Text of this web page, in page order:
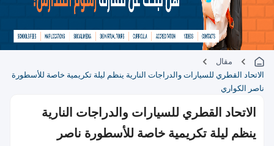
مقال
الاتحاد القطري للسيارات والدراجات النارية ينظم ليلة تكريمية خاصة للأسطورة
ناصر الكواري
الاتحاد القطري للسيارات والدراجات النارية
ينظم ليلة تكريمية خاصة للأسطورة ناصر